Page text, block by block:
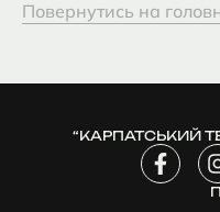
Повернутись на
“КАРПАТСЬКИЙ
F
a